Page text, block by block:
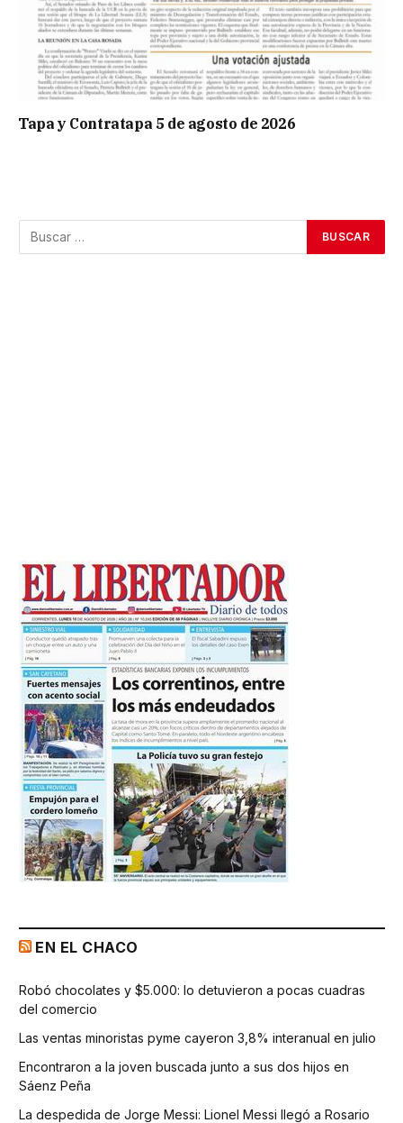
Tapa y Contratapa 5 de agosto de 2026
EN EL CHACO
Robó chocolates y $5.000: lo detuvieron a pocas cuadras
del comercio
Las ventas minoristas pyme cayeron 3,8% interanual en julio
Encontraron a la joven buscada junto a sus dos hijos en
Sáenz Peña
La despedida de Jorge Messi: Lionel Messi llegó a Rosario